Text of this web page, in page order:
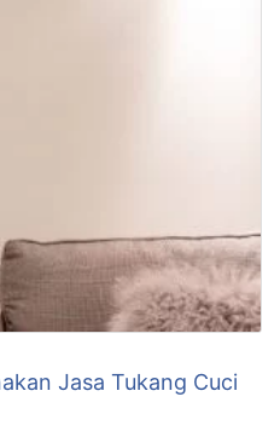
Jasa Tukang Cuci